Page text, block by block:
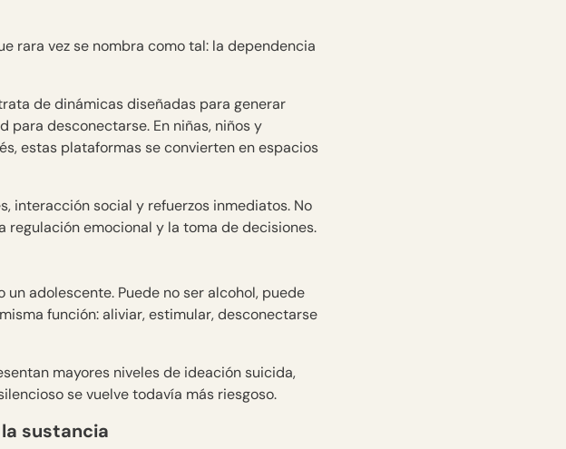
rara vez se nombra como tal: la dependencia
de dinámicas diseñadas para generar
desconectarse. En niñas, niños y
estas plataformas se convierten en espacios
interacción social y refuerzos inmediatos. No
regulación emocional y la toma de decisiones.
adolescente. Puede no ser alcohol, puede
función: aliviar, estimular, desconectarse
mayores niveles de ideación suicida,
se vuelve todavía más riesgoso.
sustancia